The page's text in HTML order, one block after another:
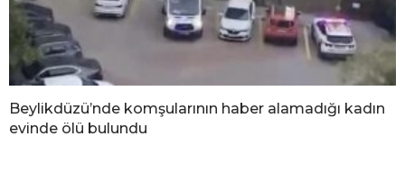
Beylikdüzü’nde komşularının haber alamadığı kadın
evinde ölü bulundu